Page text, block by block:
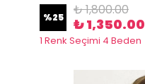
%25 ₺ 1,800.00
₺ 1,350.00
1 Renk Seçimi 4 Beden